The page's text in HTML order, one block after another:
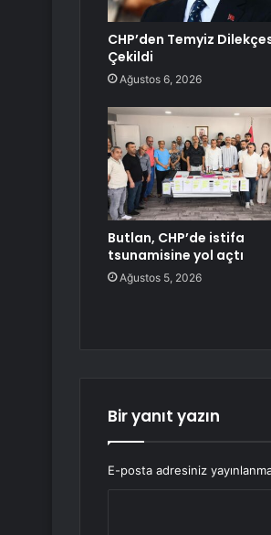
CHP’den Temyiz
Çekildi
Ağustos 6, 2026
Butlan, CHP’de istifa
tsunamisine yol açtı
Ağustos 5, 2026
Bir yanıt yazın
E-posta adresiniz